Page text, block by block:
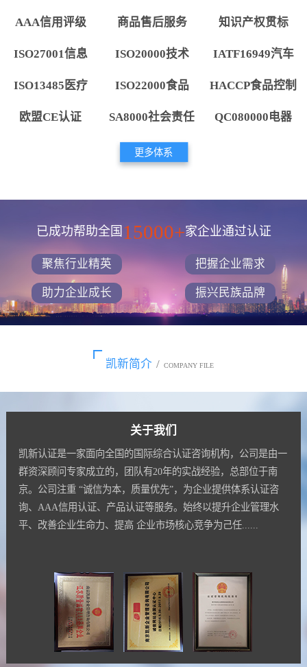
AAA信用评级 商品售后服务 知识产权贯标
ISO27001信息 ISO20000技术 IATF16949汽车
ISO13485医疗 ISO22000食品 HACCP食品控制
欧盟CE认证 SA8000社会责任 QC080000电器
更多体系
已成功帮助全国 15000+家企业通过认证
聚焦行业精英 把握企业需求
助力企业成长 振兴民族品牌
凯新简介 / COMPANY FILE
关于我们
凯新认证是一家面向全国的国际综合认证咨询机构，公司是由一
群资深顾问专家成立的，团队有20年的实战经验，总部位于南
京。公司注重 “诚信为本，质量优先”，为企业提供体系认证咨
询、AAA信用认证、产品认证等服务。始终以提升企业管理水
平、改善企业生命力、提高 企业市场核心竞争为己任......